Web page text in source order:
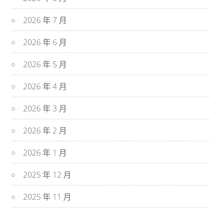
2026 年 7 月
2026 年 6 月
2026 年 5 月
2026 年 4 月
2026 年 3 月
2026 年 2 月
2026 年 1 月
2025 年 12 月
2025 年 11 月